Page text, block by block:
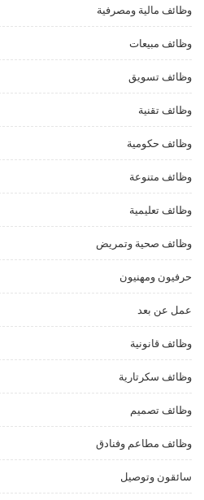
وظائف مالية ومصرفية
وظائف مبيعات
وظائف تسويق
وظائف تقنية
وظائف حكومية
وظائف متنوعة
وظائف تعليمية
وظائف صحية وتمريض
حرفيون ومهنيون
عمل عن بعد
وظائف قانونية
وظائف سكرتارية
وظائف تصميم
وظائف مطاعم وفنادق
سائقون وتوصيل